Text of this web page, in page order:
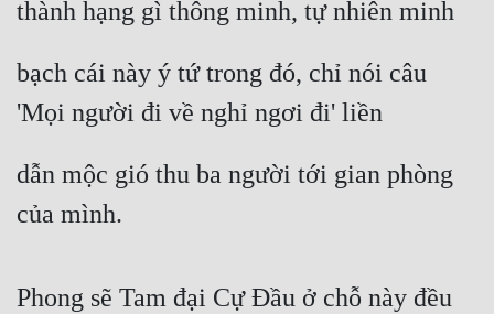
thành hạng gì thông minh, tự nhiên minh
bạch cái này ý tứ trong đó, chỉ nói câu
'Mọi người đi về nghỉ ngơi đi' liền
dẫn mộc gió thu ba người tới gian phòng
của mình.
Phong sẽ Tam đại Cự Đầu ở chỗ này đều